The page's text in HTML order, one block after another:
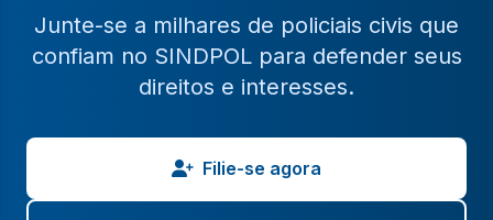
Junte-se a milhares de policiais civis que
confiam no SINDPOL para defender seus
direitos e interesses.
Filie-se agora